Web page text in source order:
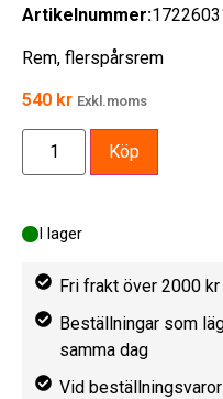
Artikelnummer:
Rem, flerspårsrem
540 kr Exkl.moms
I lager
Köp
Fri frakt över 2000 kr
Beställningar som
samma dag
Vid